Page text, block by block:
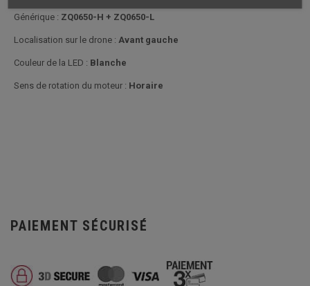
Générique : ZQ0650-H + ZQ0650-L
Localisation sur le drone : Avant gauche
Couleur de la LED : Blanche
Sens de rotation du moteur : Horaire
PAIEMENT SÉCURISÉ